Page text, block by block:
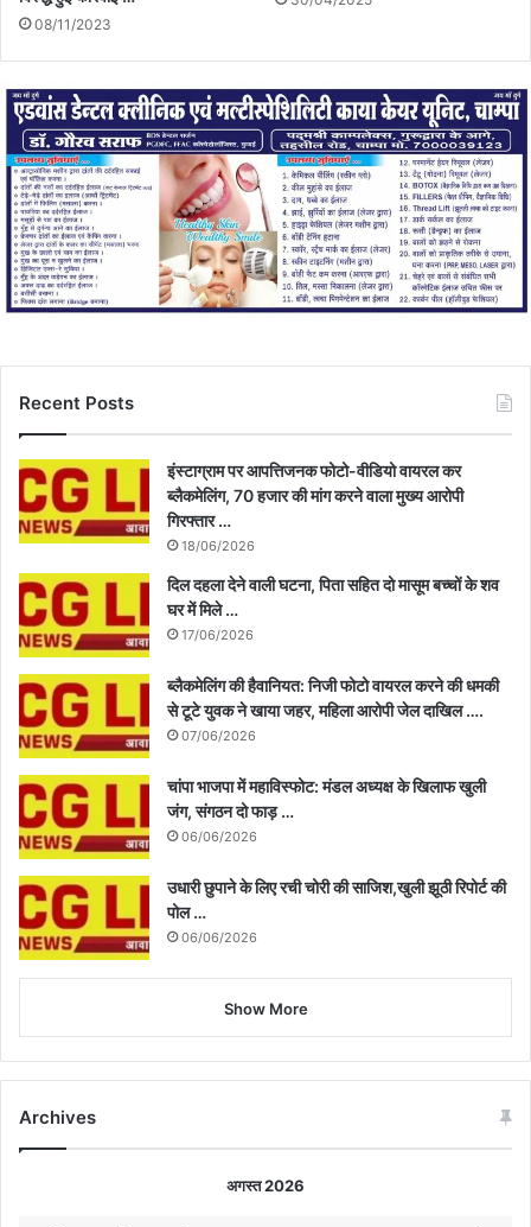
08/11/2023
Recent Posts
इंस्टाग्राम पर आपत्तिजनक फोटो-वीडियो वायरल कर
ब्लैकमेलिंग, 70 हजार की मांग करने वाला मुख्य आरोपी
गिरफ्तार …
18/06/2026
दिल दहला देने वाली घटना, पिता सहित दो मासूम बच्चों के शव
घर में मिले …
17/06/2026
ब्लैकमेलिंग की हैवानियत: निजी फोटो वायरल करने की धमकी
से टूटे युवक ने खाया जहर, महिला आरोपी जेल दाखिल ….
07/06/2026
चांपा भाजपा में महाविस्फोट: मंडल अध्यक्ष के खिलाफ खुली
जंग, संगठन दो फाड़ …
06/06/2026
उधारी छुपाने के लिए रची चोरी की साजिश,खुली झूठी रिपोर्ट की
पोल …
06/06/2026
Show More
Archives
अगस्त 2026